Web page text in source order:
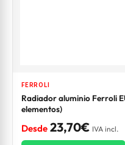
FERROLI
Radiador aluminio Ferroli
elementos)
Desde 23,70€ IVA incl.